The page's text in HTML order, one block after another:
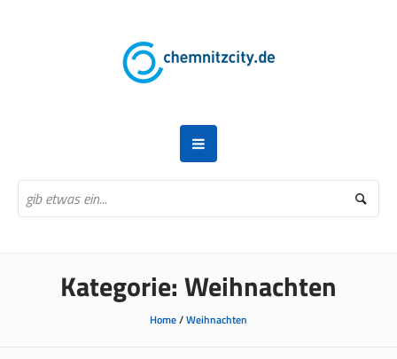
Kategorie:Weihnachten
Home/Weihnachten